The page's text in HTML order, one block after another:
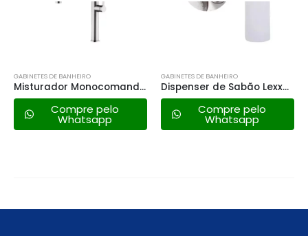
GABINETES DE BANHEIRO
Misturador Monocomando Gourmet Lexxa Bagno Lx2288 – Bica Retrátil
Compre pelo
Whatsapp
GABINETES DE BANHEIRO
Dispenser de Sabão Lexxa Bagno 300ml – Lx1019gf
Compre pelo
Whatsapp